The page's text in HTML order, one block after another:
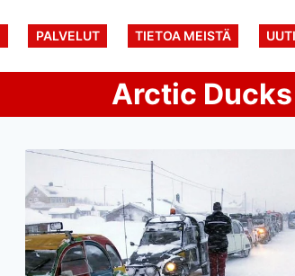
PALVELUT TIETOA MEISTÄ
Arctic Ducks